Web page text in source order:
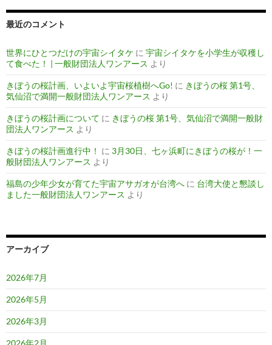
最近のコメント
世界にひとつだけの宇宙シイタケ に 宇宙シイタケを小学生が収穫し
て食べた！ | 一般財団法人ワンアース より
きぼうの桜計画、いよいよ宇宙桜植樹へGo! に きぼうの桜 第1号、
気仙沼で満開一般財団法人ワンアース より
きぼうの桜計画について に きぼうの桜 第1号、気仙沼で満開一般財
団法人ワンアース より
きぼうの桜計画進行中！ に 3月30日、七ヶ浜町にきぼうの桜が！一
般財団法人ワンアース より
福島の少年少女が育てた宇宙アサガオが台湾へ に 台湾大使と懇談し
ました一般財団法人ワンアース より
アーカイブ
2026年7月
2026年5月
2026年3月
2026年2月